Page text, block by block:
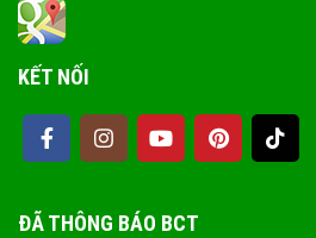
KẾT NỐI
ĐÃ THÔNG BÁO BCT